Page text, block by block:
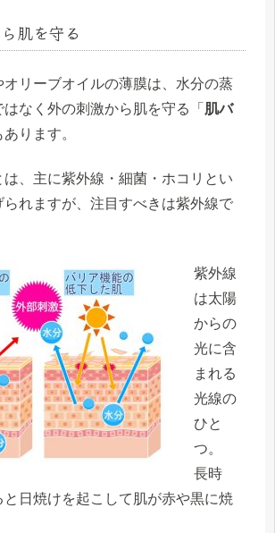
肌を守る
オリーブオイルの薄膜は、水分の蒸
なく 外の刺激から肌を守る 「 肌バ
ります。
、主に紫外線・細菌・ホコリとい
られますが、注目すべきは紫外線で
紫外線
は太陽
からの
光に含
まれる
光線の
ひと
つ。
長時
と日焼けを起こして肌が赤や黒に焼